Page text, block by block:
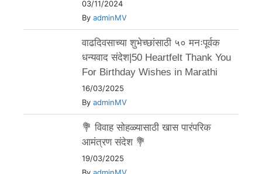
03/11/2024
By adminMV
वाढदिवसाच्या शुभेच्छांसाठी ५० मनःपूर्वक
धन्यवाद संदेश|50 Heartfelt Thank You
For Birthday Wishes in Marathi
16/03/2025
By adminMV
💐 विवाह सोहळ्यासाठी खास पारंपरिक
आमंत्रण संदेश 💐
19/03/2025
By adminMV